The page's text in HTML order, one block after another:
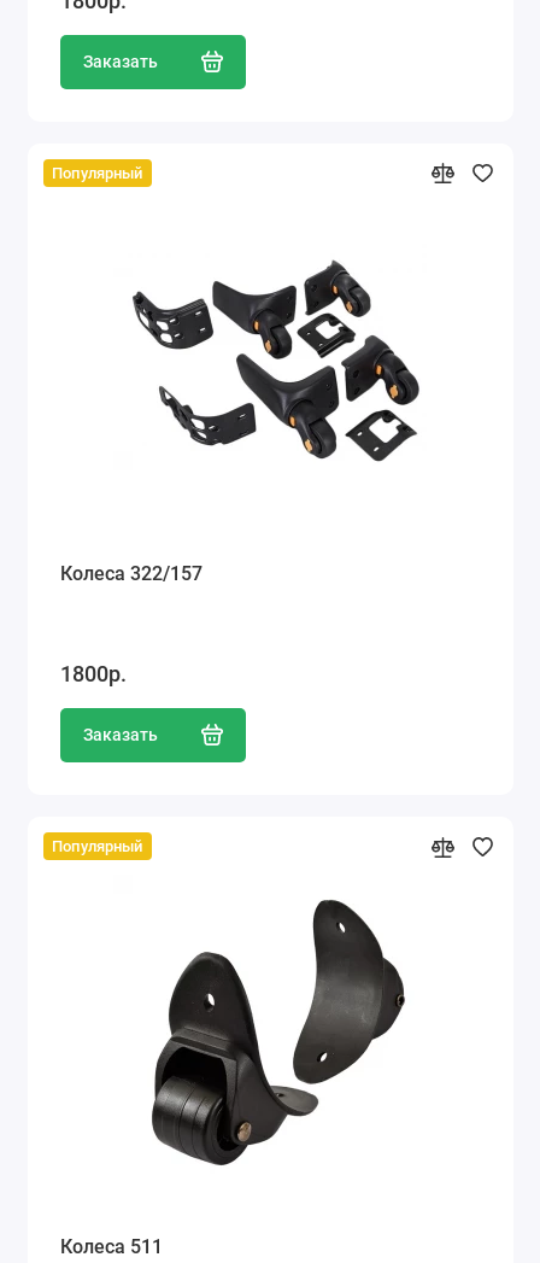
Заказать
Популярный
Колеса 322/157
1800р.
Заказать
Популярный
Колеса 511